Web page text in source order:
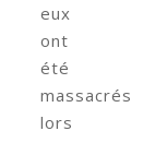
eux
ont
été
massacrés
lors